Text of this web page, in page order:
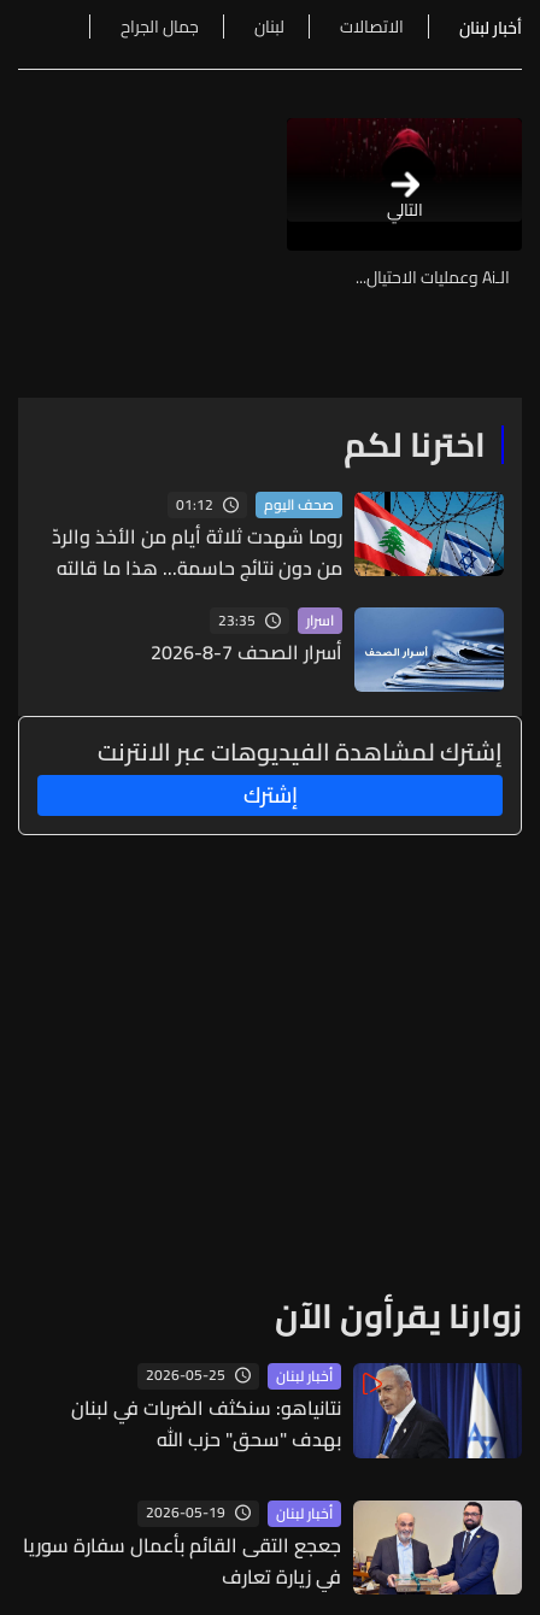
أخبار لبنان الاتصالات لبنان جمال الجراح
التالي
الـAi وعمليات الاحتيال...
اخترنا لكم
صحف اليوم 01:12
روما شهدت ثلاثة أيام من الأخذ والردّ
من دون نتائج حاسمة... هذا ما قالته
مصادر لـ"الجمهورية"
اسرار 23:35
أسرار الصحف 7-8-2026
إشترك لمشاهدة الفيديوهات عبر الانترنت
إشترك
زوارنا يقرأون الآن
أخبار لبنان 2026-05-25
نتانياهو: سنكثف الضربات في لبنان
بهدف "سحق" حزب الله
أخبار لبنان 2026-05-19
جعجع التقى القائم بأعمال سفارة سوريا
في زيارة تعارف